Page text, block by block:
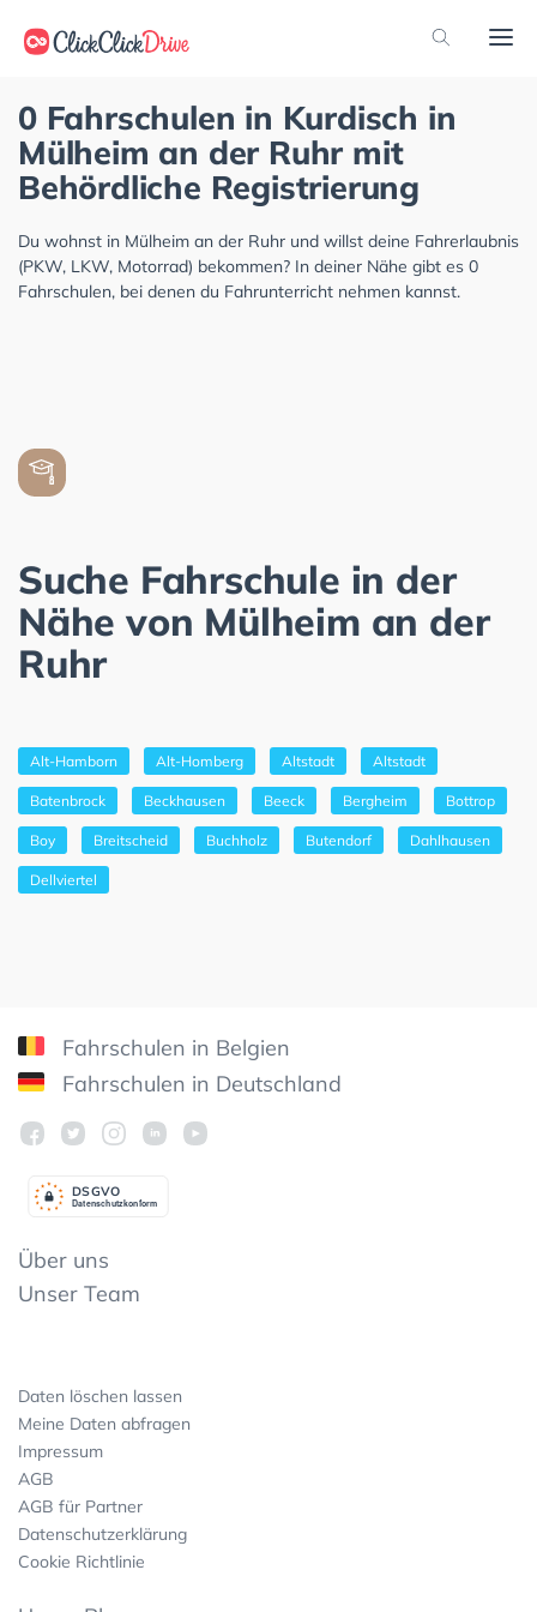
0 Fahrschulen in Kurdisch in
Mülheim an der Ruhr mit
Behördliche Registrierung
Du wohnst in Mülheim an der Ruhr und willst deine Fahrerlaubnis
(PKW, LKW, Motorrad) bekommen? In deiner Nähe gibt es 0
Fahrschulen, bei denen du Fahrunterricht nehmen kannst.
Suche Fahrschule in der
Nähe von Mülheim an der
Ruhr
Alt-Hamborn Alt-Homberg Altstadt Altstadt
Batenbrock Beckhausen Beeck Bergheim Bottrop
Boy Breitscheid Buchholz Butendorf Dahlhausen
Dellviertel
Fahrschulen in Belgien
Fahrschulen in Deutschland
Datenschutzkonform
DSGVO
Über uns
Unser Team
Daten löschen lassen
Meine Daten abfragen
Impressum
AGB
AGB für Partner
Datenschutzerklärung
Cookie Richtlinie